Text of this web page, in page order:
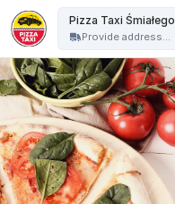
Pizza Taxi Śmiałego
Provide address...